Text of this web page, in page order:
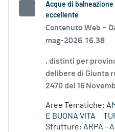
Acque di balneazione
eccellente
Contenuto Web -
mag-2026 16.38
, distinti per
delibere di Giunta
2470 del 16
Aree Tematiche:
E BUONA VITA
Strutture: ARPA -